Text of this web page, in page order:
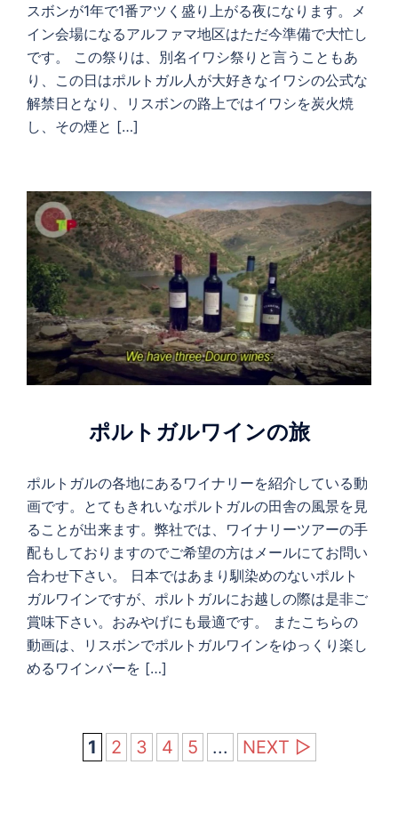
スボンが1年で1番アツく盛り上がる夜になります。メ
イン会場になるアルファマ地区はただ今準備で大忙し
です。 この祭りは、別名イワシ祭りと言うこともあ
り、この日はポルトガル人が大好きなイワシの公式な
解禁日となり、リスボンの路上ではイワシを炭火焼
し、その煙と […]
ポルトガルワインの旅
ポルトガルの各地にあるワイナリーを紹介している動
画です。とてもきれいなポルトガルの田舎の風景を見
ることが出来ます。弊社では、ワイナリーツアーの手
配もしておりますのでご希望の方はメールにてお問い
合わせ下さい。 日本ではあまり馴染めのないポルト
ガルワインですが、ポルトガルにお越しの際は是非ご
賞味下さい。おみやげにも最適です。 またこちらの
動画は、リスボンでポルトガルワインをゆっくり楽し
めるワインバーを […]
1 2 3 4 5 ... NEXT ▷